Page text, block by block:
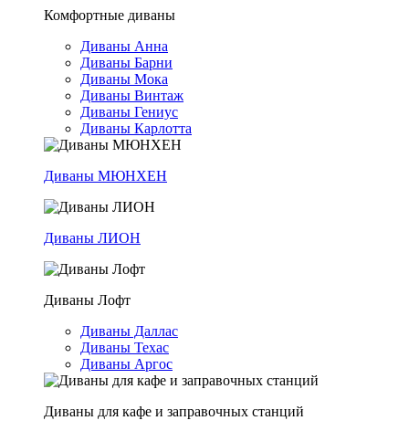
Комфортные диваны
Диваны Анна
Диваны Барни
Диваны Мока
Диваны Винтаж
Диваны Гениус
Диваны Карлотта
Диваны МЮНХЕН
Диваны ЛИОН
Диваны Лофт
Диваны Даллас
Диваны Техас
Диваны Аргос
Диваны для кафе и заправочных станций